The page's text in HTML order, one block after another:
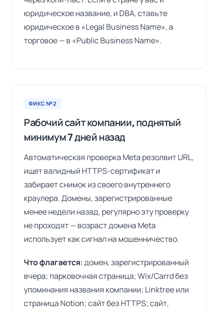
юридическое название, и DBA, ставьте
юридическое в «Legal Business Name», а
торговое — в «Public Business Name».
ФИКС №2
Рабочий сайт компании, поднятый
минимум 7 дней назад
Автоматическая проверка Meta резолвит URL,
ищет валидный HTTPS-сертификат и
забирает снимок из своего внутреннего
краулера. Домены, зарегистрированные
менее недели назад, регулярно эту проверку
не проходят — возраст домена Meta
использует как сигнал на мошенничество.
Что флагается:домен, зарегистрированный
вчера; парковочная страница; Wix/Carrd без
упоминания названия компании; Linktree или
страница Notion; сайт без HTTPS; сайт,